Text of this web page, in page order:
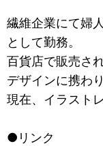
繊維企業にて婦
として勤務。
百貨店で販売さ
デザインに携わ
現在、イラスト
●リンク